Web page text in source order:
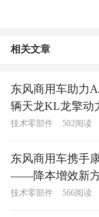
相关文章
东风商用车助力
辆天龙KL龙擎动
技术零部件 502阅读
东风商用车携手
——降本增效新
技术零部件 566阅读